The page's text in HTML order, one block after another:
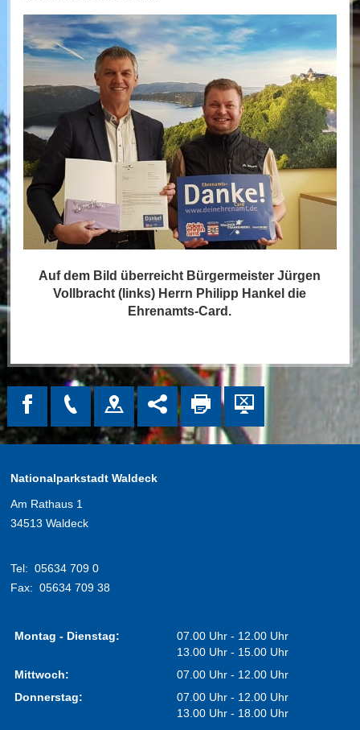
Auf dem Bild überreicht Bürgermeister Jürgen
Vollbracht (links) Herrn Philipp Hankel die
Ehrenamts-Card.
Nationalparkstadt Waldeck
Am Rathaus 1
34513 Waldeck
Tel: 05634 709 0
Fax: 05634 709 38
Montag - Dienstag:
07.00 Uhr - 12.00 Uhr
13.00 Uhr - 15.00 Uhr
Mittwoch:
07.00 Uhr - 12.00 Uhr
Donnerstag:
07.00 Uhr - 12.00 Uhr
13.00 Uhr - 18.00 Uhr